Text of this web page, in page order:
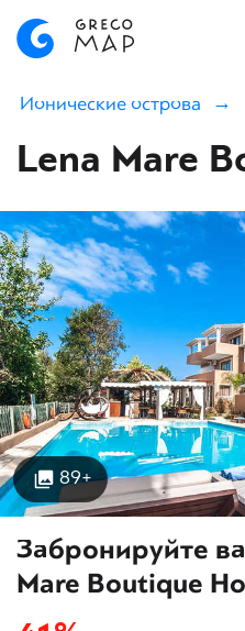
Ионические острова
Lena Mare
89+
Забронируйте
Mare Boutique